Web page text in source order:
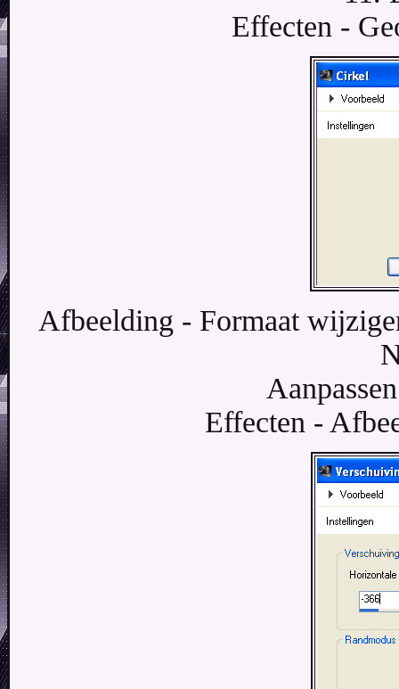
Effecten -
Afbeelding - Formaat
Effecten -